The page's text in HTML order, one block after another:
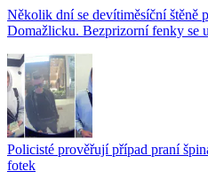
Několik dní se devítiměsíční štěně
Domažlicku. Bezprizorní fenky se
Policisté prověřují případ praní
fotek